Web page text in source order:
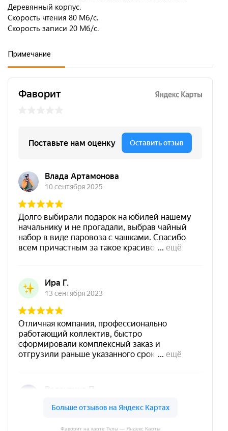
Деревянный корпус.
Скорость чтения 80 Мб/с.
Скорость записи 20 Мб/с.
Примечание
Фаворит на карте Тулы — Яндекс Карты